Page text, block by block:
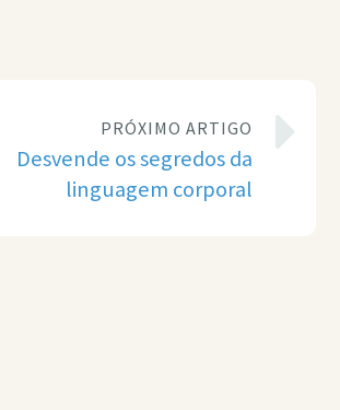
PRÓXIMO ARTIGO
Desvende os segredos da
linguagem corporal